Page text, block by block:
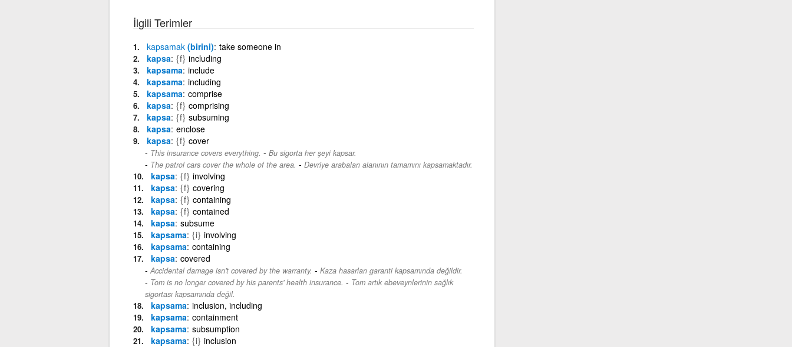
İlgili Terimler
kapsamak(birini) take someone in
kapsa {f} including
kapsama include
kapsama including
kapsama comprise
kapsa {f} comprising
kapsa {f} subsuming
kapsa enclose
kapsa {f} cover
This insurance covers everything. - Bu sigorta her şeyi kapsar.
The patrol cars cover the whole of the area. - Devriye arabaları alanının tamamını kapsamaktadır.
kapsa {f} involving
kapsa {f} covering
kapsa {f} containing
kapsa {f} contained
kapsa subsume
kapsama {i} involving
kapsama containing
kapsa covered
Accidental damage isn't covered by the warranty. - Kaza hasarları garanti kapsamında değildir.
Tom is no longer covered by his parents' health insurance. - Tom artık ebeveynlerinin sağlık
sigortası kapsamında değil.
kapsama inclusion, including
kapsama containment
kapsama subsumption
kapsama {i} inclusion